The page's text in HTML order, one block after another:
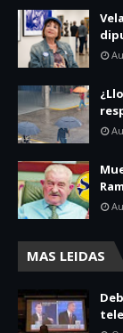
MAS LEIDAS